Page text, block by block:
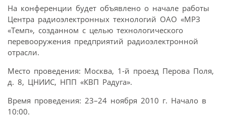
На конференции будет объявлено о начале работы
Центра радиоэлектронных технологий ОАО «МРЗ
«Темп», созданном с целью технологического
перевооружения предприятий радиоэлектронной
отрасли.
Место проведения: Москва, 1-й проезд Перова Поля,
д. 8, ЦНИИС, НПП «КВП Радуга».
Время проведения: 23–24 ноября 2010 г. Начало в
10:00.